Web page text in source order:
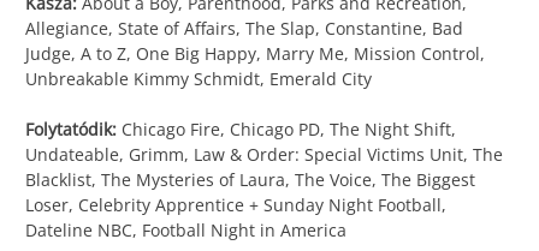
Allegiance, State of Affairs, The Slap, Constantine, Bad
Judge, A to Z, One Big Happy, Marry Me, Mission Control,
Unbreakable Kimmy Schmidt, Emerald City
Folytatódik: Chicago Fire, Chicago PD, The Night Shift,
Undateable, Grimm, Law & Order: Special Victims Unit, The
Blacklist, The Mysteries of Laura, The Voice, The Biggest
Loser, Celebrity Apprentice + Sunday Night Football,
Dateline NBC, Football Night in America